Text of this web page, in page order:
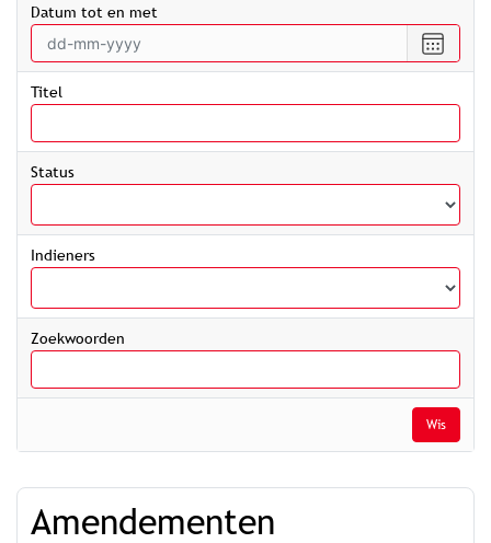
vanaf
Datum tot en met
een
tot
met
Titel
Status
Indieners
Zoekwoorden
Wis
Amendementen